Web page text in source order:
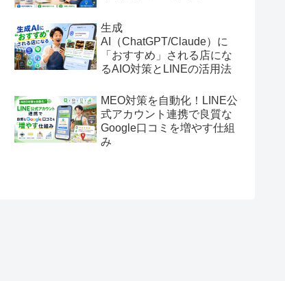
生成
AI（ChatGPT/Claude）に
「おすすめ」される店にな
るAIO対策とLINEの活用法
MEO対策を自動化！LINE公
式アカウント連携で良質な
Google口コミを増やす仕組
み